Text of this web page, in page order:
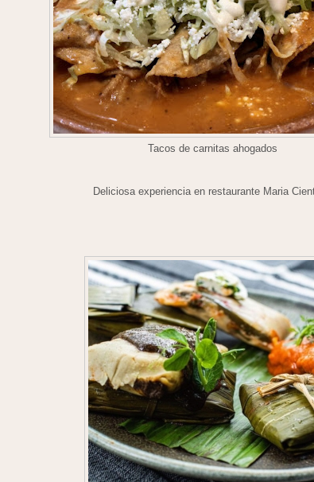
Tacos de carnitas ahogados
Deliciosa experiencia en restaurante Maria